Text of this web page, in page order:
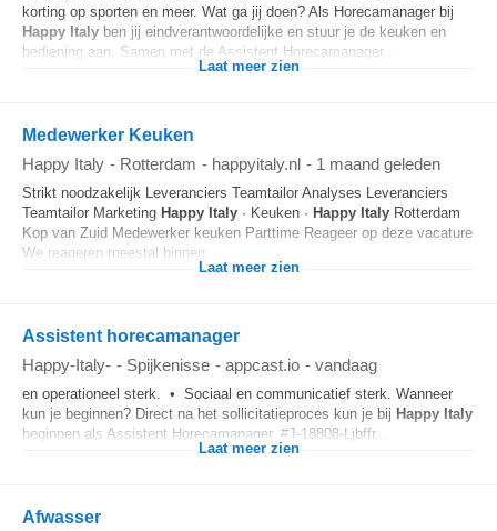
korting op sporten en meer. Wat ga jij doen? Als Horecamanager bij
Happy Italy ben jij eindverantwoordelijke en stuur je de keuken en
bediening aan. Samen met de Assistent Horecamanager...
Laat meer zien
Medewerker Keuken
Happy Italy - Rotterdam - happyitaly.nl - 1 maand geleden
Strikt noodzakelijk Leveranciers Teamtailor Analyses Leveranciers
Teamtailor Marketing Happy Italy · Keuken · Happy Italy Rotterdam
Kop van Zuid Medewerker keuken Parttime Reageer op deze vacature
We reageren meestal binnen...
Laat meer zien
Assistent horecamanager
Happy-Italy- - Spijkenisse - appcast.io - vandaag
en operationeel sterk. • Sociaal en communicatief sterk. Wanneer
kun je beginnen? Direct na het sollicitatieproces kun je bij Happy Italy
beginnen als Assistent Horecamanager. #J-18808-Ljbffr...
Laat meer zien
Afwasser